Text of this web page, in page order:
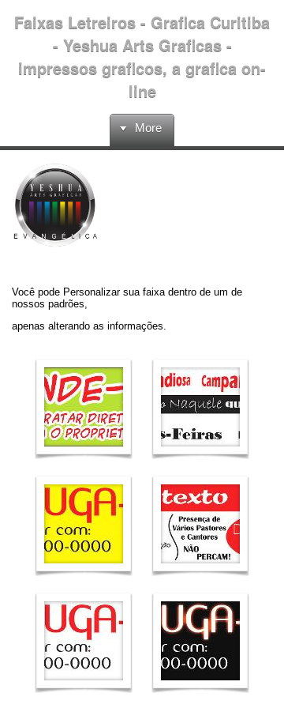
Faixas Letreiros - Grafica Curitiba
- Yeshua Arts Graficas -
impressos graficos, a grafica on-
line
More
Você pode Personalizar sua faixa dentro de um de
nossos padrões,
apenas alterando as informações.